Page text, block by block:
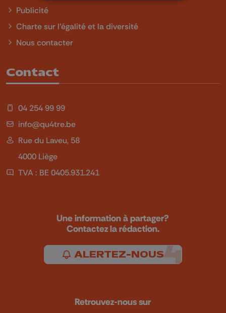
Publicité
Charte sur l'égalité et la diversité
Nous contacter
Contact
04 254 99 99
info@qu4tre.be
Rue du Laveu, 58
4000 Liège
TVA : BE 0405.931.241
Une information à partager?
Contactez la rédaction.
ALERTEZ-NOUS
Retrouvez-nous sur